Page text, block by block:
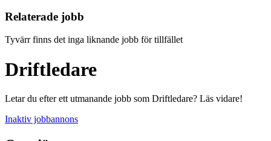
Relaterade jobb
Tyvärr finns det inga liknande jobb för tillfället
Driftledare
Letar du efter ett utmanande jobb som Driftledare? Läs vidare!
Inaktiv jobbannons